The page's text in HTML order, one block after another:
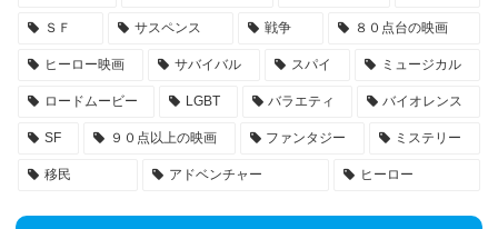
ＳＦ サスペンス 戦争 ８０点台の映画
ヒーロー映画 サバイバル スパイ ミュージカル
ロードムービー LGBT バラエティ バイオレンス
SF ９０点以上の映画 ファンタジー ミステリー
移民 アドベンチャー ヒーロー